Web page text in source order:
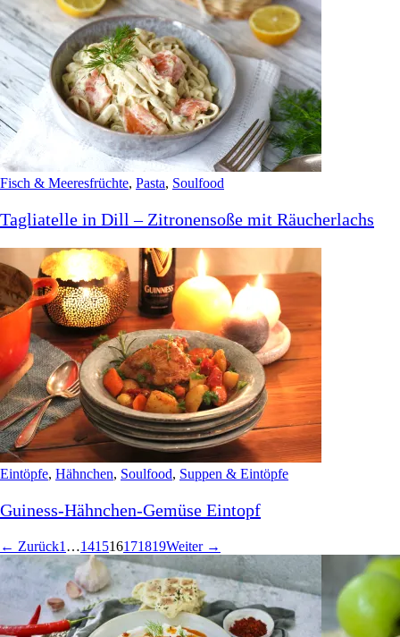
Fisch & Meeresfrüchte, Pasta, Soulfood
Tagliatelle in Dill – Zitronensoße mit Räucherlachs
Eintöpfe, Hähnchen, Soulfood, Suppen & Eintöpfe
Guiness-Hähnchen-Gemüse Eintopf
← Zurück1 …141516171819Weiter →